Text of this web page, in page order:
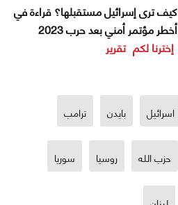
كيف ترى إسرائيل مستقبلها؟ قراءة في
أخطر مؤتمر أمني بعد حرب 2023
إخترنا لكم تقرير
اسرائيل بايدن ترامب
حزب الله روسيا سوريا